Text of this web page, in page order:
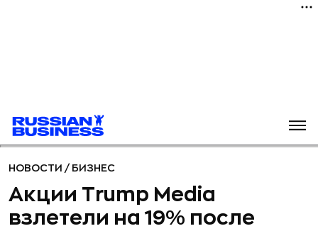
НОВОСТИ / БИЗНЕС
Акции Trump Media
взлетели на 19% после